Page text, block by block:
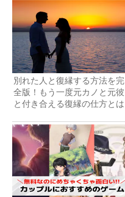
別れた人と復縁する方法を完
全版！もう一度元カノと元彼
と付き合える復縁の仕方とは